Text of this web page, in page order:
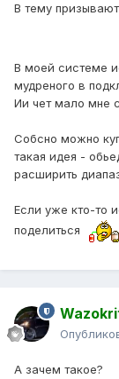
В тему
В моей системе
мудреного в
Ии чет мало мне
Собсно можно
такая идея -
расширить
Если уже кто-то
поделиться
А зачем такое?